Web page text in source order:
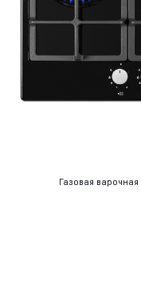
Газовая варочная